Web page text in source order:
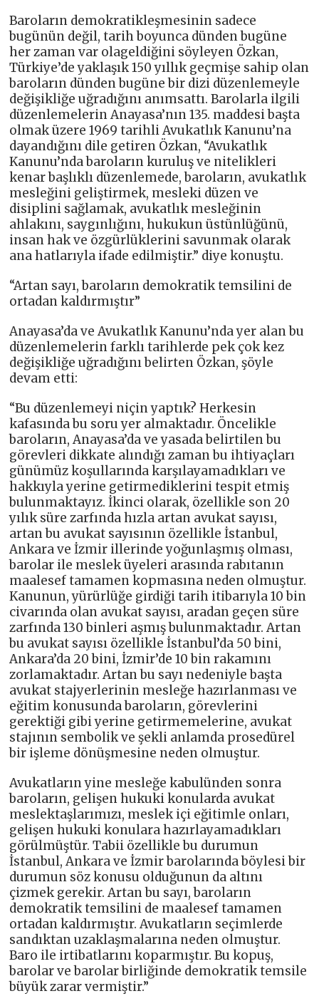
Baroların demokratikleşmesinin sadece
bugünün değil, tarih boyunca dünden bugüne
her zaman var olageldiğini söyleyen Özkan,
Türkiye’de yaklaşık 150 yıllık geçmişe sahip olan
baroların dünden bugüne bir dizi düzenlemeyle
değişikliğe uğradığını anımsattı. Barolarla ilgili
düzenlemelerin Anayasa’nın 135. maddesi başta
olmak üzere 1969 tarihli Avukatlık Kanunu’na
dayandığını dile getiren Özkan, “Avukatlık
Kanunu’nda baroların kuruluş ve nitelikleri
kenar başlıklı düzenlemede, baroların, avukatlık
mesleğini geliştirmek, mesleki düzen ve
disiplini sağlamak, avukatlık mesleğinin
ahlakını, saygınlığını, hukukun üstünlüğünü,
insan hak ve özgürlüklerini savunmak olarak
ana hatlarıyla ifade edilmiştir.” diye konuştu.
“Artan sayı, baroların demokratik temsilini de
ortadan kaldırmıştır”
Anayasa’da ve Avukatlık Kanunu’nda yer alan bu
düzenlemelerin farklı tarihlerde pek çok kez
değişikliğe uğradığını belirten Özkan, şöyle
devam etti:
“Bu düzenlemeyi niçin yaptık? Herkesin
kafasında bu soru yer almaktadır. Öncelikle
baroların, Anayasa’da ve yasada belirtilen bu
görevleri dikkate alındığı zaman bu ihtiyaçları
günümüz koşullarında karşılayamadıkları ve
hakkıyla yerine getirmediklerini tespit etmiş
bulunmaktayız. İkinci olarak, özellikle son 20
yılık süre zarfında hızla artan avukat sayısı,
artan bu avukat sayısının özellikle İstanbul,
Ankara ve İzmir illerinde yoğunlaşmış olması,
barolar ile meslek üyeleri arasında rabıtanın
maalesef tamamen kopmasına neden olmuştur.
Kanunun, yürürlüğe girdiği tarih itibarıyla 10 bin
civarında olan avukat sayısı, aradan geçen süre
zarfında 130 binleri aşmış bulunmaktadır. Artan
bu avukat sayısı özellikle İstanbul’da 50 bini,
Ankara’da 20 bini, İzmir’de 10 bin rakamını
zorlamaktadır. Artan bu sayı nedeniyle başta
avukat stajyerlerinin mesleğe hazırlanması ve
eğitim konusunda baroların, görevlerini
gerektiği gibi yerine getirmemelerine, avukat
stajının sembolik ve şekli anlamda prosedürel
bir işleme dönüşmesine neden olmuştur.
Avukatların yine mesleğe kabulünden sonra
baroların, gelişen hukuki konularda avukat
meslektaşlarımızı, meslek içi eğitimle onları,
gelişen hukuki konulara hazırlayamadıkları
görülmüştür. Tabii özellikle bu durumun
İstanbul, Ankara ve İzmir barolarında böylesi bir
durumun söz konusu olduğunun da altını
çizmek gerekir. Artan bu sayı, baroların
demokratik temsilini de maalesef tamamen
ortadan kaldırmıştır. Avukatların seçimlerde
sandıktan uzaklaşmalarına neden olmuştur.
Baro ile irtibatlarını koparmıştır. Bu kopuş,
barolar ve barolar birliğinde demokratik temsile
büyük zarar vermiştir.”